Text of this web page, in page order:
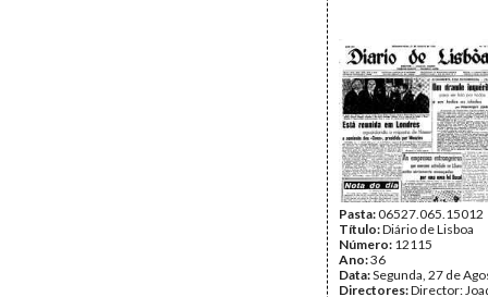
Pasta:06527.065.15012
Título:Diário de Lisboa
Número: 12115
Ano:36
Data:Segunda, 27 de
Directores:Director: